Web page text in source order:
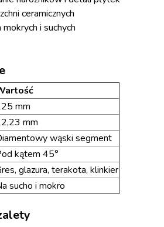
ceramicznych
i suchych
mm
mm
wąski segment
kątem 45°
glazura, terakota, klinkier
sucho i mokro